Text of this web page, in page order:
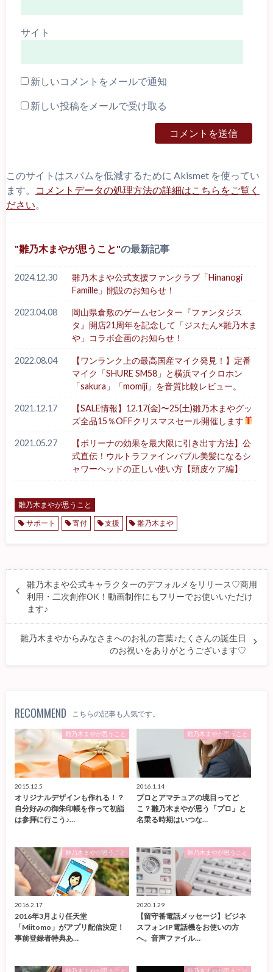
サイト
新しいコメントをメールで通知
新しい投稿をメールで受け取る
このサイトはスパムを低減するために Akismet を使ってい
ます。
コメントデータの処理方法の詳細はこちらをご覧く
ださい。
雛乃木まやが思うこと の最新記事
2024.12.30
雛乃木まや公式支援ファンクラブ「Hinanogi
Famille」開設のお知らせ！
2023.04.08
岡山県倉敷のゲームセンター『ファンタジス
タ』開店21周年を記念して「ジスたん×雛乃木ま
や」コラボ企画のお知らせ！
2022.08.04
【ワンランク上の最高国産マイク発見！】定番
マイク「SHURE SM58」と横浜マイクロホン
「sakura」「momiji」を音質比較レビュー。
2021.12.17
【SALE情報】12.17(金)〜25(土)雛乃木まやグッ
ズ全品15％OFFクリスマスセール開催します
2021.05.27
【ボリーナの効果を最大限に引き出す方法】公
式直伝！ウルトラファインバブル美髪になるシ
ャワーヘッドの正しい使い方【頭皮ケア編】
雛乃木まやが思うこと
サポート
寄付 支援 雛乃木まや
雛乃木まや公式キャラクターのデフォルメをリリース♡商用
利用・二次創作OK！動画制作にもフリーでお使いいただけ
ます♪
雛乃木まやからみなさまへのお礼の言葉♪たくさんの誕生日
のお祝いをありがとうございます♡
RECOMMEND こちらの記事も人気です。
雛乃木まやが思うこと
2015.12.5
オリジナルデザインも作れる！？
自分好みの御朱印帳を作って初詣
は参拝に行こう♪…
雛乃木まやが思うこと
2016.1.14
プロとアマチュアの境目ってど
こ？雛乃木まやが思う「プロ」と
名乗る時期はいつな…
雛乃木まやが思うこと
2016.2.17
2016年3月より任天堂
「Miitomo」がアプリ配信決定！
事前登録者特典あ…
雛乃木まやが思うこと
2020.1.29
【留守番電話メッセージ】ビジネ
スフォンIP電話機をお使いの方
へ。音声ファイル…